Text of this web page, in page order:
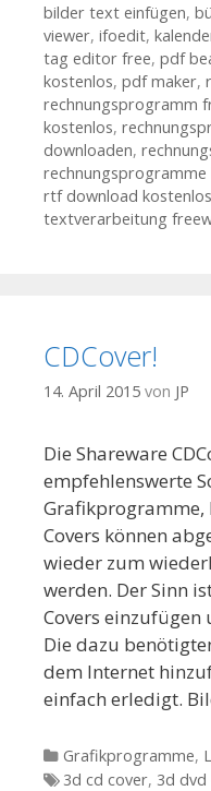
bilder text einfügen,
viewer, ifoedit,
tag editor free, pdf
kostenlos, pdf maker,
rechnungsprogramm
kostenlos,
downloaden,
rechnungsprogramme
rtf download kostenlos
textverarbeitung
CDCover!
14. April 2015 von JP
Die Shareware
empfehlenswerte
Grafikprogramme,
Covers können
wieder zum
werden. Der Sinn
Covers
Die dazu
dem Internet
einfach erledigt.
Kategorien
Grafikprogramme,
Tags
3d cd cover, 3d dvd